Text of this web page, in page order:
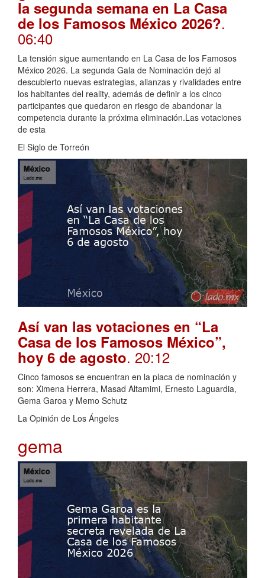
la segunda semana en La Casa
de los Famosos México 2026?.
06:40
La tensión sigue aumentando en La Casa de los Famosos
México 2026. La segunda Gala de Nominación dejó al
descubierto nuevas estrategias, alianzas y rivalidades entre
los habitantes del reality, además de definir a los cinco
participantes que quedaron en riesgo de abandonar la
competencia durante la próxima eliminación.Las votaciones
de esta
El Siglo de Torreón
Así van las votaciones en “La
Casa de los Famosos México”,
hoy 6 de agosto. 20:12
Cinco famosos se encuentran en la placa de nominación y
son: Ximena Herrera, Masad Altamimi, Ernesto Laguardia,
Gema Garoa y Memo Schutz
La Opinión de Los Ángeles
gema